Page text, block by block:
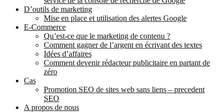
D’outils de marketing
Mise en place et utilisation des alertes Google
E-Commerce
Qu’est-ce que le marketing de contenu ?
Comment gagner de l’argent en écrivant des textes
Idées d’affaires
Comment devenir rédacteur publicitaire en partant de
zéro
Cas
Promotion SEO de sites web sans liens – precedent
SEO
A propos de nous